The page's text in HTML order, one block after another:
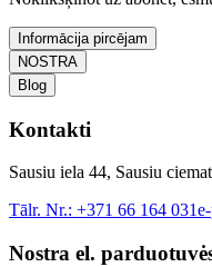
Informācija pircējam
NOSTRA
Blog
Kontakti
Sausiu iela 44, Sausiu
Tālr. Nr.: +371 66 164 031
Nostra el.